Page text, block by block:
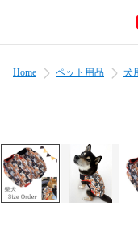
Home ペット用品 犬